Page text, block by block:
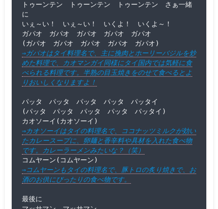
トゥーンテン　トゥーンテン　トゥーンテン　さぁ一緒
に
いぇ～い！　いぇ～い！　いくよ！　いくよ～！
ガパオ　ガパオ　ガパオ　ガパオ　ガパオ
⇒ガパオはタイ料理名で、主に挽肉とホーリーバジルを炒
めた料理で、カオマンガイ同様にタイ国内では気軽に食
べられる料理です。半熟の目玉焼きをのせて食べるとよ
りおいしくなりますよ！
パッタ　パッタ　パッタ　パッタ　パッタイ
(パッタ　パッタ　パッタ　パッタ　パッタイ)
⇒カオソーイはタイの料理名で、ココナッツミルクが効い
たカレースープに、卵麺と香辛料や具材を入れた食べ物
です。カレーラーメンみたいな？（笑）
⇒コムヤーンもタイの料理名で、豚トロの炙り焼きで、お
酒のお供にぴったりの食べ物です。
最後に